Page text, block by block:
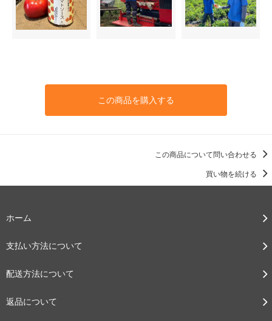
この商品を購入する
この商品について問い合わせる
買い物を続ける
ホーム
支払い方法について
配送方法について
返品について